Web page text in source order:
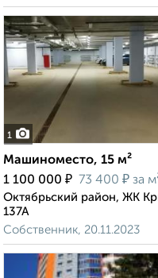
1
Машиноместо, 15 м²
1 100 000 ₽ 73 400 ₽ за
Октябрьский район, ЖК
137А
Собственник, 20.11.2023